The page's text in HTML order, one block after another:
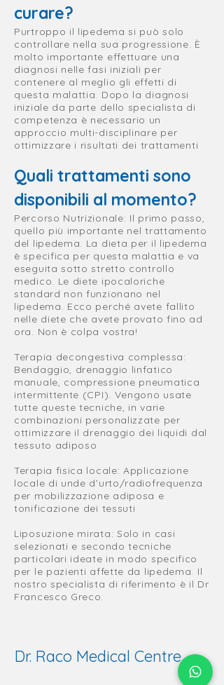
curare?
Purtroppo il lipedema si può solo
controllare nella sua progressione. È
molto importante effettuare una
diagnosi nelle fasi iniziali per
contenere al meglio gli effetti di
questa malattia. Dopo la diagnosi
iniziale da parte dello specialista di
competenza è necessario un
approccio multi-disciplinare per
ottimizzare i risultati dei trattamenti
Quali trattamenti sono
disponibili al momento?
Percorso Nutrizionale: Il primo passo,
quello più importante nel trattamento
del lipedema. La dieta per il lipedema
è specifica per questa malattia e va
eseguita sotto stretto controllo
medico. Le diete ipocaloriche
standard non funzionano nel
lipedema. Ecco perché avete fallito
nelle diete che avete provato fino ad
ora. Non è colpa vostra!
Terapia decongestiva complessa:
Bendaggio, drenaggio linfatico
manuale, compressione pneumatica
intermittente (CPI). Vengono usate
tutte queste tecniche, in varie
combinazioni personalizzate per
ottimizzare il drenaggio dei liquidi dal
tessuto adiposo
Terapia fisica locale: Applicazione
locale di unde d’urto/radiofrequenza
per mobilizzazione adiposa e
tonificazione dei tessuti
Liposuzione mirata: Solo in casi
selezionati e secondo tecniche
particolari ideate in modo specifico
per le pazienti affette da lipedema. Il
nostro specialista di riferimento è il Dr
Francesco Greco.
Dr. Raco Medical Centre